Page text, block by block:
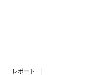
レポート